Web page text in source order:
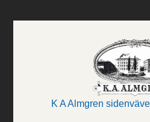
K A Almgren